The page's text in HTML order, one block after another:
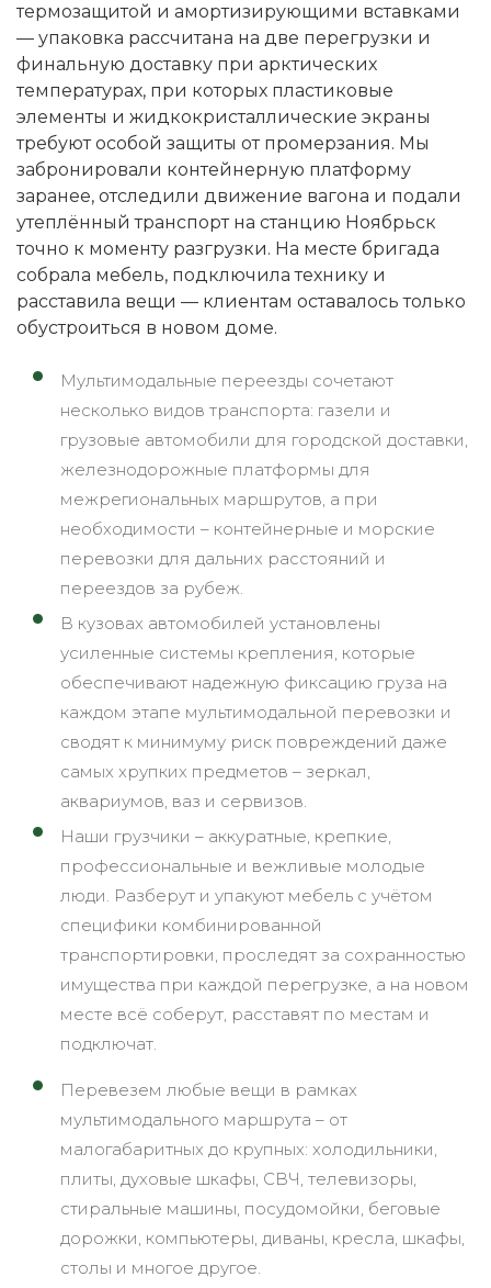
термозащитой и амортизирующими вставками
— упаковка рассчитана на две перегрузки и
финальную доставку при арктических
температурах, при которых пластиковые
элементы и жидкокристаллические экраны
требуют особой защиты от промерзания. Мы
забронировали контейнерную платформу
заранее, отследили движение вагона и подали
утеплённый транспорт на станцию Ноябрьск
точно к моменту разгрузки. На месте бригада
собрала мебель, подключила технику и
расставила вещи — клиентам оставалось только
обустроиться в новом доме.
Мультимодальные переезды сочетают
несколько видов транспорта: газели и
грузовые автомобили для городской доставки,
железнодорожные платформы для
межрегиональных маршрутов, а при
необходимости – контейнерные и морские
перевозки для дальних расстояний и
переездов за рубеж.
В кузовах автомобилей установлены
усиленные системы крепления, которые
обеспечивают надежную фиксацию груза на
каждом этапе мультимодальной перевозки и
сводят к минимуму риск повреждений даже
самых хрупких предметов – зеркал,
аквариумов, ваз и сервизов.
Наши грузчики – аккуратные, крепкие,
профессиональные и вежливые молодые
люди. Разберут и упакуют мебель с учётом
специфики комбинированной
транспортировки, проследят за сохранностью
имущества при каждой перегрузке, а на новом
месте всё соберут, расставят по местам и
подключат.
Перевезем любые вещи в рамках
мультимодального маршрута – от
малогабаритных до крупных: холодильники,
плиты, духовые шкафы, СВЧ, телевизоры,
стиральные машины, посудомойки, беговые
дорожки, компьютеры, диваны, кресла, шкафы,
столы и многое другое.